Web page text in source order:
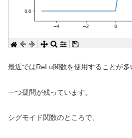
最近ではReLu関数を使用することが多
一つ疑問が残っています。
シグモイド関数のところで、